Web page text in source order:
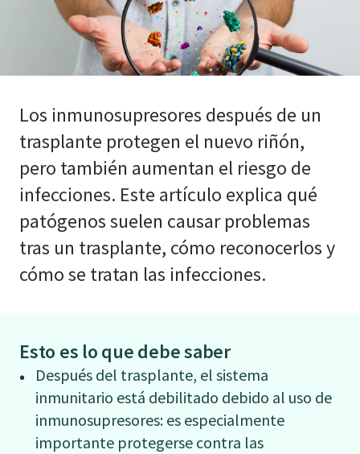
Los inmunosupresores después de un
trasplante protegen el nuevo riñón,
pero también aumentan el riesgo de
infecciones. Este artículo explica qué
patógenos suelen causar problemas
tras un trasplante, cómo reconocerlos y
cómo se tratan las infecciones.
Esto es lo que debe saber
Después del trasplante, el sistema
inmunitario está debilitado debido al uso de
inmunosupresores: es especialmente
importante protegerse contra las